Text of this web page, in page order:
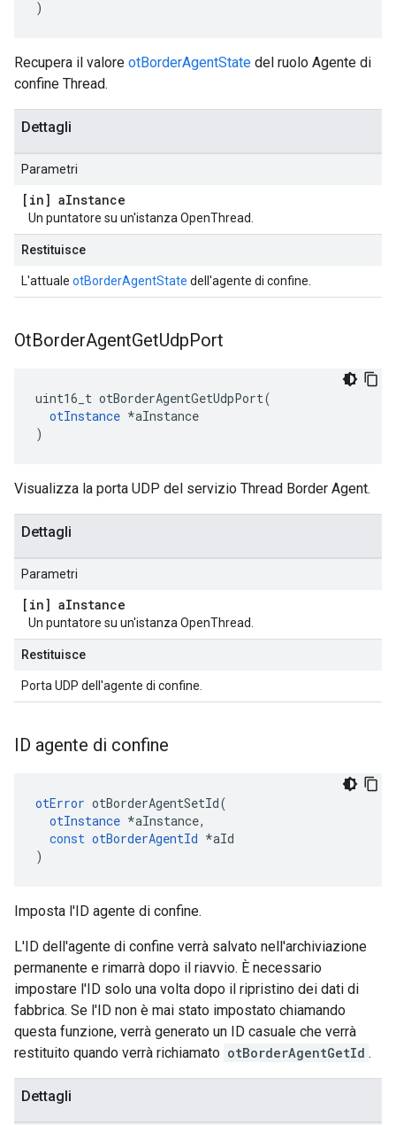
)
Recupera il valore otBorderAgentState del ruolo Agente di
confine Thread.
Dettagli
Parametri
[in] aInstance
Un puntatore su un'istanza OpenThread.
Restituisce
L'attuale otBorderAgentState dell'agente di confine.
OtBorderAgentGetUdpPort
uint16_t otBorderAgentGetUdpPort(
otInstance *aInstance
)
Visualizza la porta UDP del servizio Thread Border Agent.
Dettagli
Parametri
[in] aInstance
Un puntatore su un'istanza OpenThread.
Restituisce
Porta UDP dell'agente di confine.
ID agente di confine
otError otBorderAgentSetId(
otInstance *aInstance,
const otBorderAgentId *aId
)
Imposta l'ID agente di confine.
L'ID dell'agente di confine verrà salvato nell'archiviazione
permanente e rimarrà dopo il riavvio. È necessario
impostare l'ID solo una volta dopo il ripristino dei dati di
fabbrica. Se l'ID non è mai stato impostato chiamando
questa funzione, verrà generato un ID casuale che verrà
restituito quando verrà richiamato otBorderAgentGetId .
Dettagli